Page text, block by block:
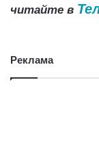
читайте в
Реклама